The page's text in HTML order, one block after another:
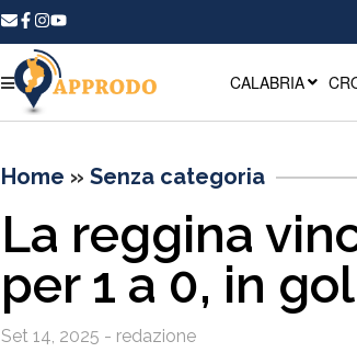
CALABRIA
Home » Senza categoria
La reggina
per 1 a 0, in
Set 14, 2025 - redazione